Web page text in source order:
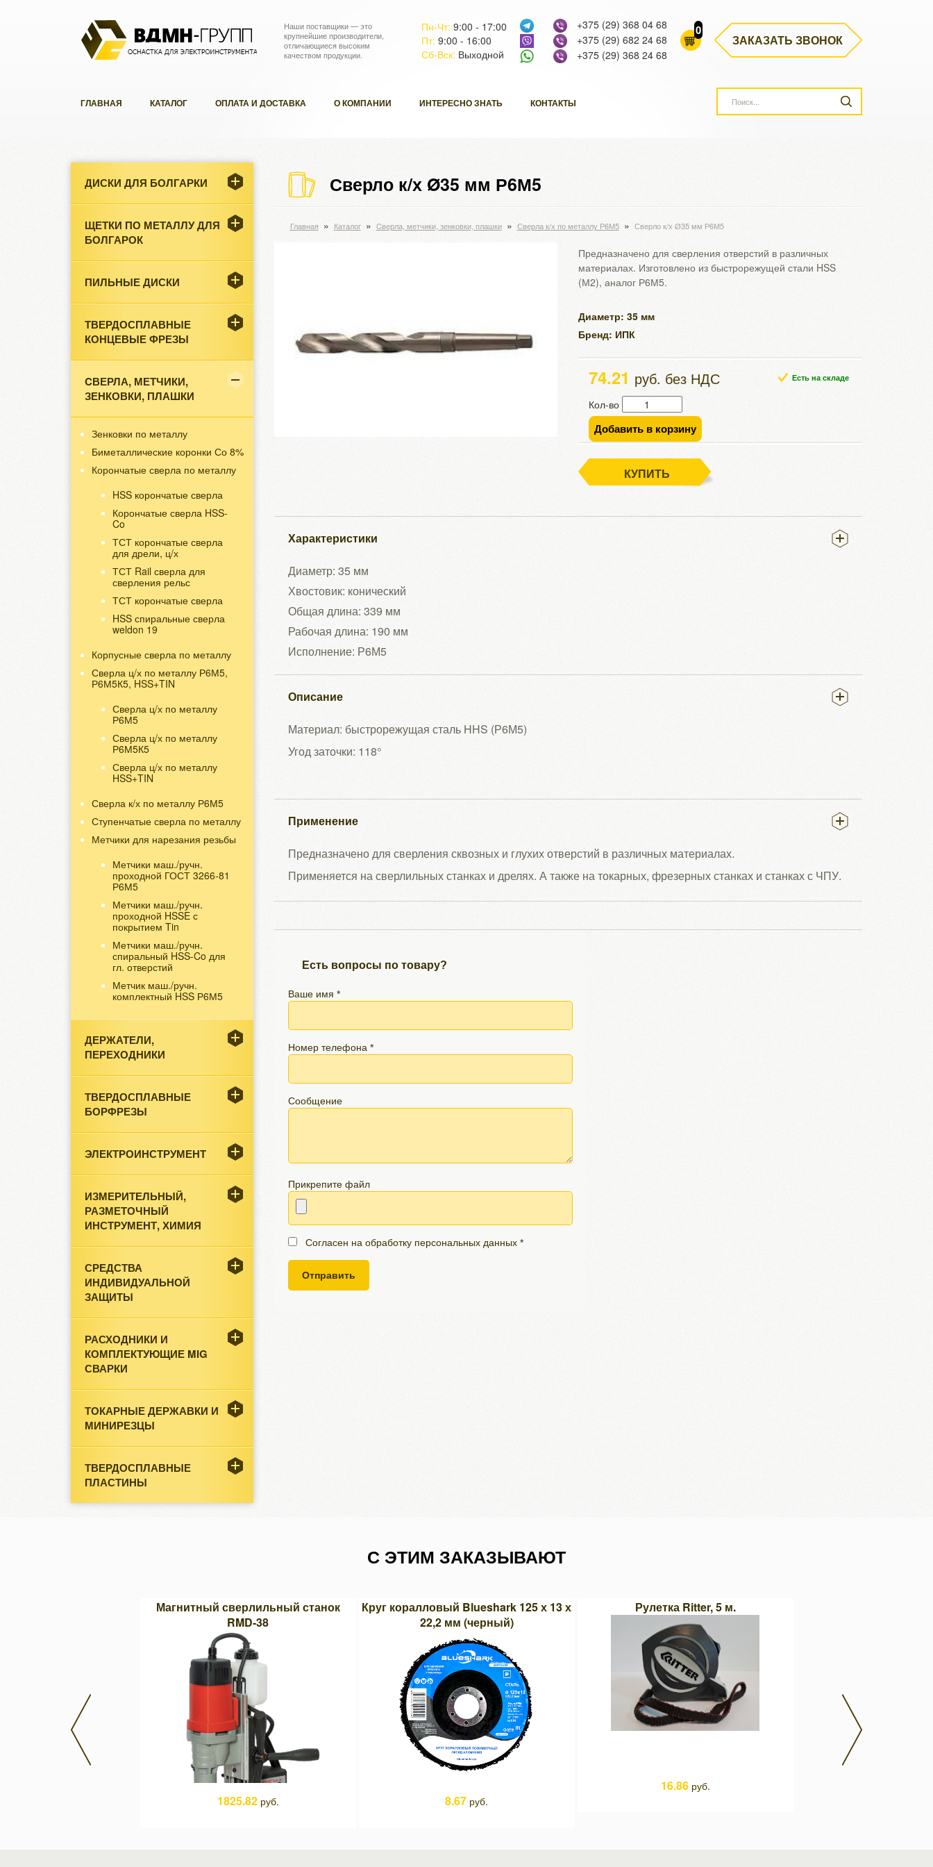
Наши поставщики — это
крупнейшие производители,
отличающиеся высоким
качеством продукции.
Пн-Чт: 9:00 - 17:00
Пт: 9:00 - 16:00
Сб-Вск: Выходной
+375 (29) 368 04 68
+375 (29) 682 24 68
+375 (29) 368 24 68
0
ЗАКАЗАТЬ ЗВОНОК
ГЛАВНАЯ КАТАЛОГ ОПЛАТА И ДОСТАВКА О КОМПАНИИ ИНТЕРЕСНО ЗНАТЬ КОНТАКТЫ
ДИСКИ ДЛЯ БОЛГАРКИ
ЩЕТКИ ПО МЕТАЛЛУ ДЛЯ
БОЛГАРОК
ПИЛЬНЫЕ ДИСКИ
ТВЕРДОСПЛАВНЫЕ
КОНЦЕВЫЕ ФРЕЗЫ
CВЕРЛА, МЕТЧИКИ,
ЗЕНКОВКИ, ПЛАШКИ
Зенковки по металлу
Биметаллические коронки Со 8%
Корончатые сверла по металлу
HSS корончатые сверла
Корончатые сверла HSS-
Co
ТСТ корончатые сверла
для дрели, ц/х
ТСТ Rail сверла для
сверления рельс
ТСТ корончатые сверла
HSS спиральные сверла
weldon 19
Корпусные сверла по металлу
Сверла ц/х по металлу Р6М5,
Р6М5К5, HSS+TIN
Сверла ц/х по металлу
Р6М5
Сверла ц/х по металлу
Р6М5К5
Сверла ц/х по металлу
HSS+TIN
Сверла к/х по металлу Р6М5
Ступенчатые сверла по металлу
Метчики для нарезания резьбы
Метчики маш./ручн.
проходной ГОСТ 3266-81
Р6М5
Метчики маш./ручн.
проходной HSSE с
покрытием Tin
Метчики маш./ручн.
спиральный HSS-Co для
гл. отверстий
Метчик маш./ручн.
комплектный HSS Р6М5
ДЕРЖАТЕЛИ,
ПЕРЕХОДНИКИ
ТВЕРДОСПЛАВНЫЕ
БОРФРЕЗЫ
ЭЛЕКТРОИНСТРУМЕНТ
ИЗМЕРИТЕЛЬНЫЙ,
РАЗМЕТОЧНЫЙ
ИНСТРУМЕНТ, ХИМИЯ
СРЕДСТВА
ИНДИВИДУАЛЬНОЙ
ЗАЩИТЫ
РАСХОДНИКИ И
КОМПЛЕКТУЮЩИЕ MIG
СВАРКИ
ТОКАРНЫЕ ДЕРЖАВКИ И
МИНИРЕЗЦЫ
ТВЕРДОСПЛАВНЫЕ
ПЛАСТИНЫ
Сверло к/х Ø35 мм Р6М5
Главная » Каталог » Cверла, метчики, зенковки, плашки » Сверла к/х по металлу Р6М5 » Сверло к/х Ø35 мм Р6М5
Предназначено для сверления отверстий в различных
материалах. Изготовлено из быстрорежущей стали HSS
(М2), аналог Р6М5.
Диаметр: 35 мм
Бренд: ИПК
74.21 руб. без НДС Есть на складе
Кол-во
Добавить в корзину
КУПИТЬ
Характеристики
Диаметр: 35 мм
Хвостовик: конический
Общая длина: 339 мм
Рабочая длина: 190 мм
Исполнение: Р6М5
Описание
Материал: быстрорежущая сталь HHS (Р6М5)
Угод заточки: 118°
Применение
Предназначено для сверления сквозных и глухих отверстий в различных материалах.
Применяется на сверлильных станках и дрелях. А также на токарных, фрезерных станках и станках с ЧПУ.
Есть вопросы по товару?
Ваше имя *
Номер телефона *
Сообщение
Прикрепите файл
Согласен на обработку персональных данных *
Отправить
С ЭТИМ ЗАКАЗЫВАЮТ
Магнитный сверлильный станок
RMD-38
1825.82 руб.
Круг коралловый Blueshark 125 х 13 х
22,2 мм (черный)
8.67 руб.
Рулетка Ritter, 5 м.
16.86 руб.